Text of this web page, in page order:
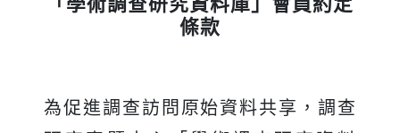
條款
為促進調查訪問原始資料共享，調查